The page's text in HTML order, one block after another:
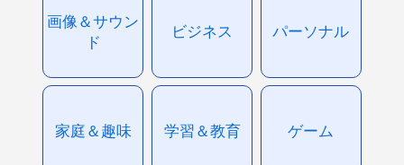
画像＆サウン
ド
ビジネス パーソナル
家庭＆趣味 学習＆教育 ゲーム